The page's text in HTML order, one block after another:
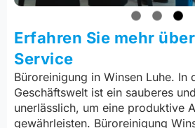
Erfahren Sie mehr
Service
Büroreinigung in Winsen Luhe. In
Geschäftswelt ist ein sauberes
unerlässlich, um eine produktive
gewährleisten. Büroreinigung